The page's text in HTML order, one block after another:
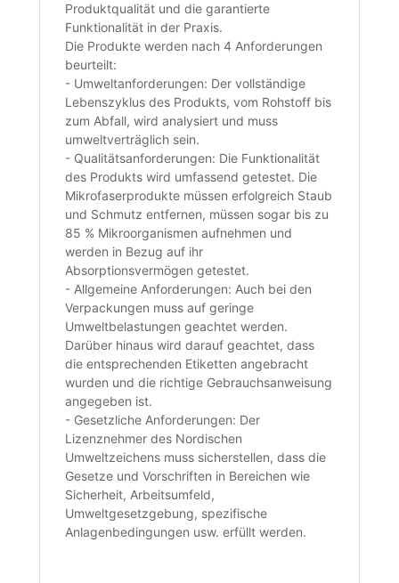
Produktqualität und die garantierte
Funktionalität in der Praxis.
Die Produkte werden nach 4 Anforderungen
beurteilt:
- Umweltanforderungen: Der vollständige
Lebenszyklus des Produkts, vom Rohstoff bis
zum Abfall, wird analysiert und muss
umweltverträglich sein.
- Qualitätsanforderungen: Die Funktionalität
des Produkts wird umfassend getestet. Die
Mikrofaserprodukte müssen erfolgreich Staub
und Schmutz entfernen, müssen sogar bis zu
85 % Mikroorganismen aufnehmen und
werden in Bezug auf ihr
Absorptionsvermögen getestet.
- Allgemeine Anforderungen: Auch bei den
Verpackungen muss auf geringe
Umweltbelastungen geachtet werden.
Darüber hinaus wird darauf geachtet, dass
die entsprechenden Etiketten angebracht
wurden und die richtige Gebrauchsanweisung
angegeben ist.
- Gesetzliche Anforderungen: Der
Lizenznehmer des Nordischen
Umweltzeichens muss sicherstellen, dass die
Gesetze und Vorschriften in Bereichen wie
Sicherheit, Arbeitsumfeld,
Umweltgesetzgebung, spezifische
Anlagenbedingungen usw. erfüllt werden.